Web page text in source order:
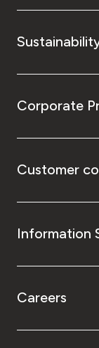
Corporate
Customer
Information
Careers